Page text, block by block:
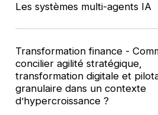
Les systèmes multi-agents IA
Transformation finance -
concilier agilité stratégique,
transformation digitale et
granulaire dans un contexte
d’hypercroissance ?